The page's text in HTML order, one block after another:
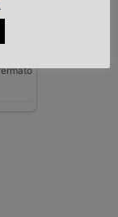
per
.